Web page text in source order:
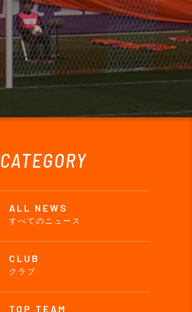
CATEGORY
ALL NEWS
すべてのニュース
CLUB
クラブ
TOP TEAM